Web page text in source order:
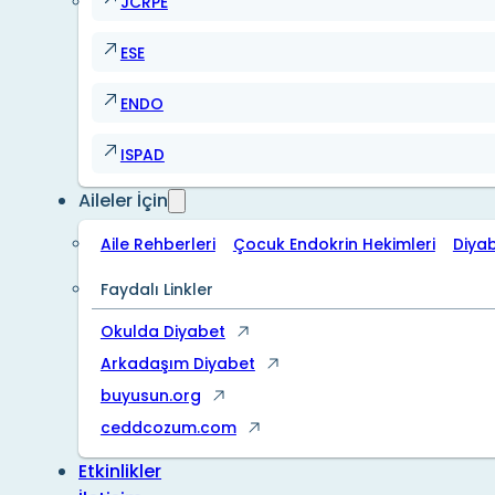
ESE
ENDO
ISPAD
Aileler İçin
Aile Rehberleri Çocuk Endokrin Hekimleri
Faydalı Linkler
Okulda Diyabet
Arkadaşım Diyabet
buyusun.org
ceddcozum.com
Etkinlikler